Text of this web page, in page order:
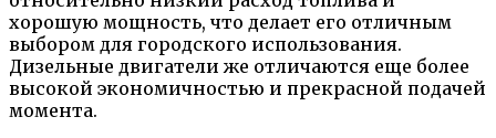
хорошую мощность, что делает его отличным
выбором для городского использования.
Дизельные двигатели же отличаются еще более
высокой экономичностью и прекрасной подачей
момента.